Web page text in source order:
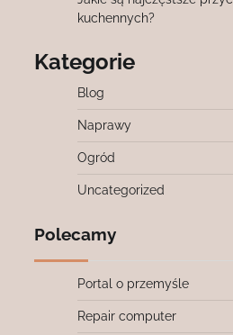
kuchennych?
Kategorie
Blog
Naprawy
Ogród
Uncategorized
Polecamy
Portal o przemyśle
Repair computer